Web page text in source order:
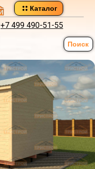
Каталог
+7 499 490-51-55
Поиск